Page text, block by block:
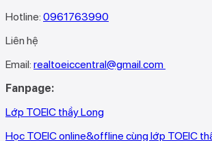
Hotline: 0961763990
Liên hệ
Email: realtoeiccentral@gmail.com
Fanpage:
Lớp TOEIC thầy Long
Học TOEIC online&offline cùng lớp TOEIC